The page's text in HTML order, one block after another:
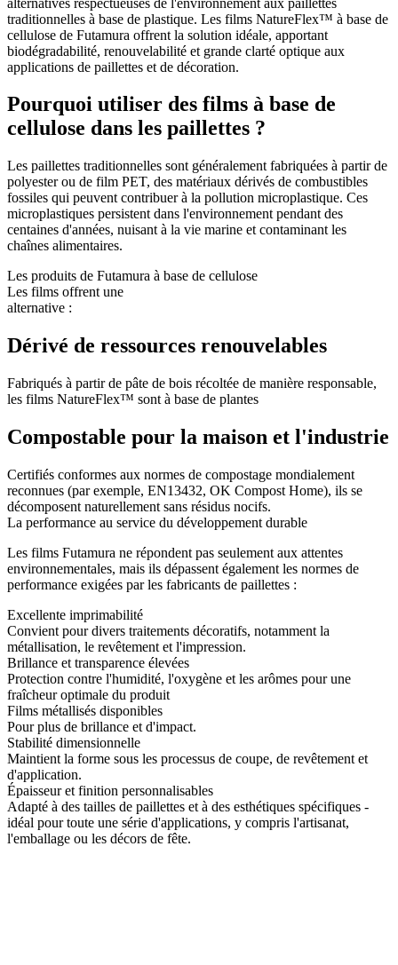
traditionnelles à base de plastique. Les films NatureFlex™ à base de
cellulose de Futamura offrent la solution idéale, apportant
biodégradabilité, renouvelabilité et grande clarté optique aux
applications de paillettes et de décoration.
Pourquoi utiliser des films à base de
cellulose dans les paillettes ?
Les paillettes traditionnelles sont généralement fabriquées à partir de
polyester ou de film PET, des matériaux dérivés de combustibles
fossiles qui peuvent contribuer à la pollution microplastique. Ces
microplastiques persistent dans l'environnement pendant des
centaines d'années, nuisant à la vie marine et contaminant les
chaînes alimentaires.
Les produits de Futamura à base de cellulose
Les films offrent une
alternative :
Dérivé de ressources renouvelables
Fabriqués à partir de pâte de bois récoltée de manière responsable,
les films NatureFlex™ sont à base de plantes
Compostable pour la maison et l'industrie
Certifiés conformes aux normes de compostage mondialement
reconnues (par exemple, EN13432, OK Compost Home), ils se
décomposent naturellement sans résidus nocifs.
La performance au service du développement durable
Les films Futamura ne répondent pas seulement aux attentes
environnementales, mais ils dépassent également les normes de
performance exigées par les fabricants de paillettes :
Excellente imprimabilité
Convient pour divers traitements décoratifs, notamment la
métallisation, le revêtement et l'impression.
Brillance et transparence élevées
Protection contre l'humidité, l'oxygène et les arômes pour une
fraîcheur optimale du produit
Films métallisés disponibles
Pour plus de brillance et d'impact.
Stabilité dimensionnelle
Maintient la forme sous les processus de coupe, de revêtement et
d'application.
Épaisseur et finition personnalisables
Adapté à des tailles de paillettes et à des esthétiques spécifiques -
idéal pour toute une série d'applications, y compris l'artisanat,
l'emballage ou les décors de fête.